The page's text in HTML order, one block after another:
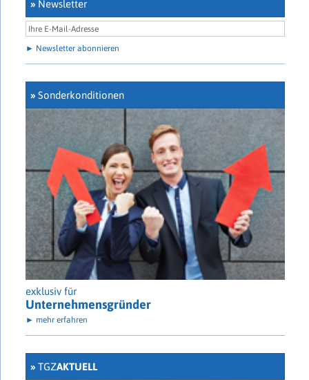
»Newsletter
► Newsletter abonnieren
»Sonderkonditionen
exklusiv für
Unternehmensgründer
► mehr erfahren
»TGZAKTUELL